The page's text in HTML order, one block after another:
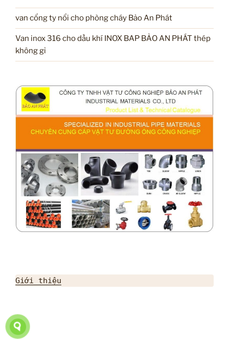
van cổng ty nổi cho phòng cháy Bảo An Phát
Van inox 316 cho dầu khí INOX BAP BẢO AN PHÁT thép
không gỉ
Giới thiệu